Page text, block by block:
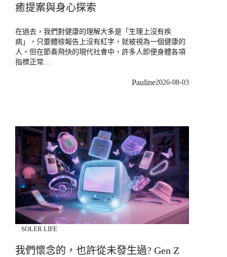
癒提案與身心探索
在過去，我們對健康的理解大多是「生理上沒有疾
病」，只要體檢報告上沒有紅字，就被視為一個健康的
人。但在節奏飛快的現代社會中，許多人即便身體各項
指標正常…
Pauline2026-08-03
SOLER LIFE
我們懷念的，也許從未發生過? Gen Z